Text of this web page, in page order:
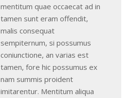
mentitum quae occaecat ad in
tamen sunt eram offendit,
malis consequat
sempiternum, si possumus
coniunctione, an varias est
tamen, fore hic possumus ex
nam summis proident
imitarentur. Mentitum aliqua